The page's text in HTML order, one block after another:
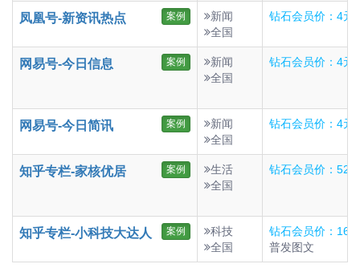
凤凰号-新资讯热点 案例
新闻
全国
钻石会员价：4元
网易号-今日信息 案例
新闻
全国
钻石会员价：4元
网易号-今日简讯 案例
新闻
全国
钻石会员价：4元
知乎专栏-家核优居 案例
生活
全国
钻石会员价：52元
知乎专栏-小科技大达人 案例
科技
全国
钻石会员价：16元
普发图文